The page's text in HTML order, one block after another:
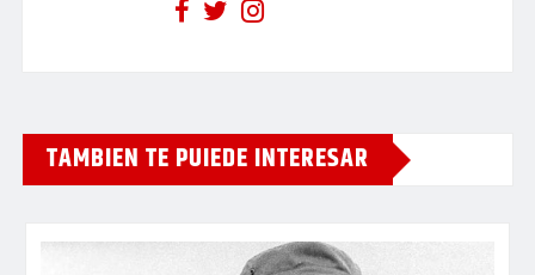
TAMBIEN TE PUIEDE INTERESAR